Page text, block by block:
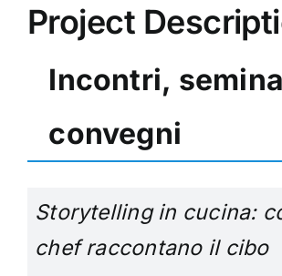
Project
Incontri,
convegni
Storytelling in cucina:
chef raccontano il cibo